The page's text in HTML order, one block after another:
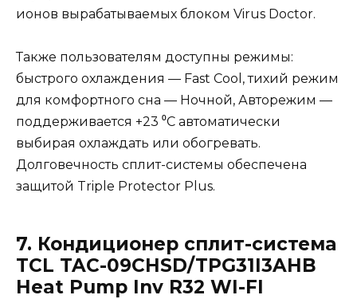
ионов вырабатываемых блоком Virus Doctor.
Также пользователям доступны режимы:
быстрого охлаждения — Fast Cool, тихий режим
для комфортного сна — Ночной, Авторежим —
поддерживается +23 ⁰С автоматически
выбирая охлаждать или обогревать.
Долговечность сплит-системы обеспечена
защитой Triple Protector Plus.
7. Кондиционер сплит-система
TCL TAC-09CHSD/TPG31I3AHB
Heat Pump Inv R32 WI-FI